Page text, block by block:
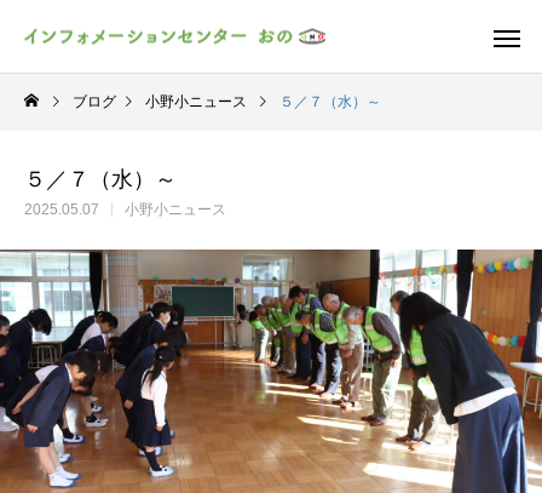
ブログ 小野小ニュース ５／７（水）～
５／７（水）～
2025.05.07 小野小ニュース